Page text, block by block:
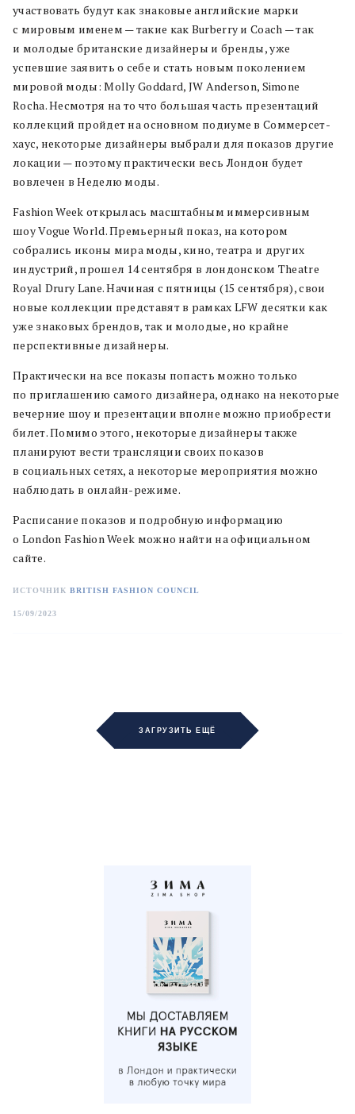
участвовать будут как знаковые английские марки
с мировым именем — такие как Burberry и Coach — так
и молодые британские дизайнеры и бренды, уже
успевшие заявить о себе и стать новым поколением
мировой моды: Molly Goddard, JW Anderson, Simone
Rocha. Несмотря на то что большая часть презентаций
коллекций пройдет на основном подиуме в Соммерсет-
хаус, некоторые дизайнеры выбрали для показов другие
локации — поэтому практически весь Лондон будет
вовлечен в Неделю моды.
Fashion Week открылась масштабным иммерсивным
шоу Vogue World. Премьерный показ, на котором
собрались иконы мира моды, кино, театра и других
индустрий, прошел 14 сентября в лондонском Theatre
Royal Drury Lane. Начиная с пятницы (15 сентября), свои
новые коллекции представят в рамках LFW десятки как
уже знаковых брендов, так и молодые, но крайне
перспективные дизайнеры.
Практически на все показы попасть можно только
по приглашению самого дизайнера, однако на некоторые
вечерние шоу и презентации вполне можно приобрести
билет. Помимо этого, некоторые дизайнеры также
планируют вести трансляции своих показов
в социальных сетях, а некоторые мероприятия можно
наблюдать в онлайн-режиме.
Расписание показов и подробную информацию
о London Fashion Week можно найти на официальном
сайте.
ИСТОЧНИК BRITISH FASHION COUNCIL
15/09/2023
ЗАГРУЗИТЬ ЕЩЁ